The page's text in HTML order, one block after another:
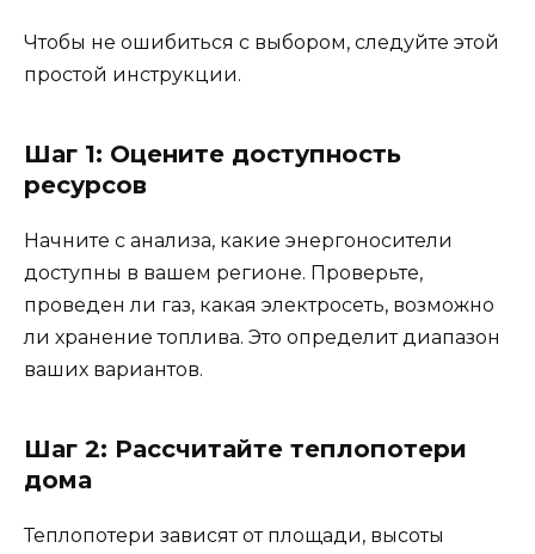
Чтобы не ошибиться с выбором, следуйте этой
простой инструкции.
Шаг 1: Оцените доступность
ресурсов
Начните с анализа, какие энергоносители
доступны в вашем регионе. Проверьте,
проведен ли газ, какая электросеть, возможно
ли хранение топлива. Это определит диапазон
ваших вариантов.
Шаг 2: Рассчитайте теплопотери
дома
Теплопотери зависят от площади, высоты